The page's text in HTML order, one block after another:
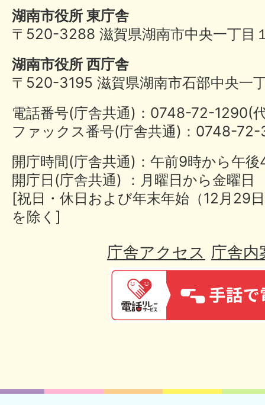
湖南市役所 東庁舎
〒520-3288 滋賀県湖南市中央一丁目
湖南市役所 西庁舎
〒520-3195 滋賀県湖南市石部中央一
電話番号(庁舎共通)：0748-72-
ファックス番号(庁舎共通)：0748-
開庁時間(庁舎共通)：午前9時から午
開庁日(庁舎共通) ：月曜日から金曜日
[祝日・休日および年末年始（12月29
を除く]
庁舎アクセス 庁舎内